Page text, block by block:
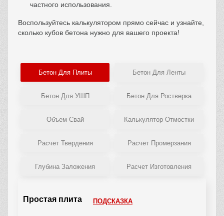
частного использования.
Воспользуйтесь калькулятором прямо сейчас и узнайте,
сколько кубов бетона нужно для вашего проекта!
Бетон Для Плиты Бетон Для Ленты
Бетон Для УШП Бетон Для Ростверка
Объем Свай Калькулятор Отмостки
Расчет Твердения Расчет Промерзания
Глубина Заложения Расчет Изготовления
Простая плита ПОДСКАЗКА